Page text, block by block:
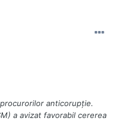
anticorupţie.
a avizat favorabil cererea